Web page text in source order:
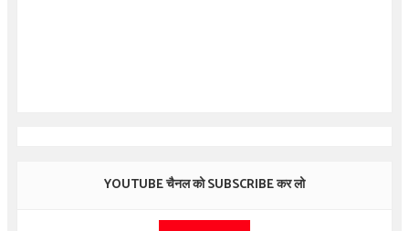
YOUTUBE चैनल को SUBSCRIBE कर लो